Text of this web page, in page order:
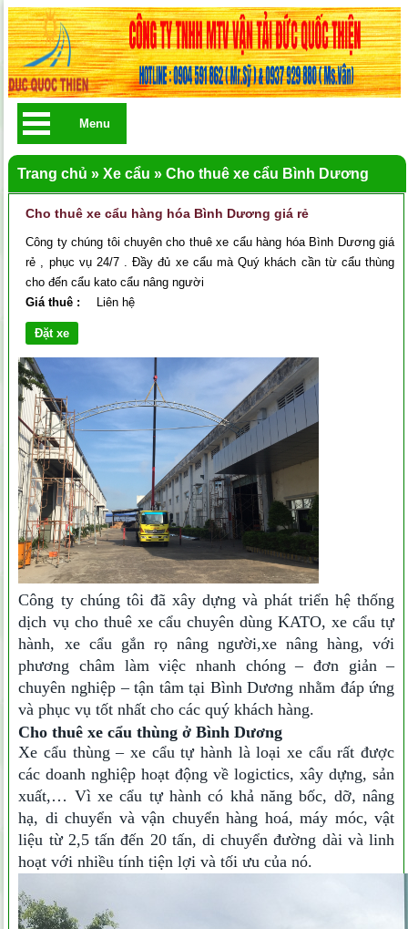
Cho thuê xe cẩu hàng hóa Bình Dương giá rẻ
Công ty chúng tôi chuyên cho thuê xe cẩu hàng hóa Bình Dương giá
rẻ , phục vụ 24/7 . Đầy đủ xe cẩu mà Quý khách cần từ cẩu thùng
cho đến cẩu kato cẩu nâng người
Giá thuê :
Liên hệ
Công ty chúng tôi đã xây dựng và phát triển hệ thống
dịch vụ cho thuê xe cẩu chuyên dùng KATO, xe cẩu tự
hành, xe cẩu gắn rọ nâng người,xe nâng hàng, với
phương châm làm việc nhanh chóng – đơn giản –
chuyên nghiệp – tận tâm tại Bình Dương nhằm đáp ứng
và phục vụ tốt nhất cho các quý khách hàng.
Cho thuê xe cẩu thùng ở Bình Dương
Xe cẩu thùng – xe cẩu tự hành là loại xe cẩu rất được
các doanh nghiệp hoạt động về logictics, xây dựng, sản
xuất,… Vì xe cẩu tự hành có khả năng bốc, dỡ, nâng
hạ, di chuyển và vận chuyển hàng hoá, máy móc, vật
liệu từ 2,5 tấn đến 20 tấn, di chuyển đường dài và linh
hoạt với nhiều tính tiện lợi và tối ưu của nó.
Trang chủ »Xe cẩu »Cho thuê xe cẩu Bình Dương
Menu